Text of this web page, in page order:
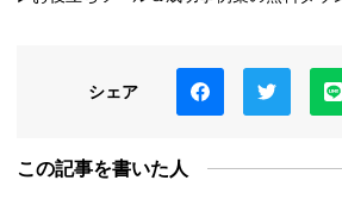
シェア
この記事を書いた人